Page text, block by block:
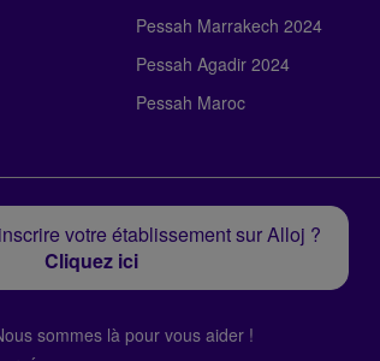
Pessah Marrakech 2024
Pessah Agadir 2024
Pessah Maroc
votre établissement sur Alloj ?
Cliquez ici
sommes là pour vous aider !